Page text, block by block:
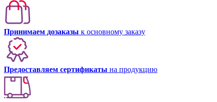
Принимаем дозаказы к основному заказу
Предоставляем сертификаты на продукцию